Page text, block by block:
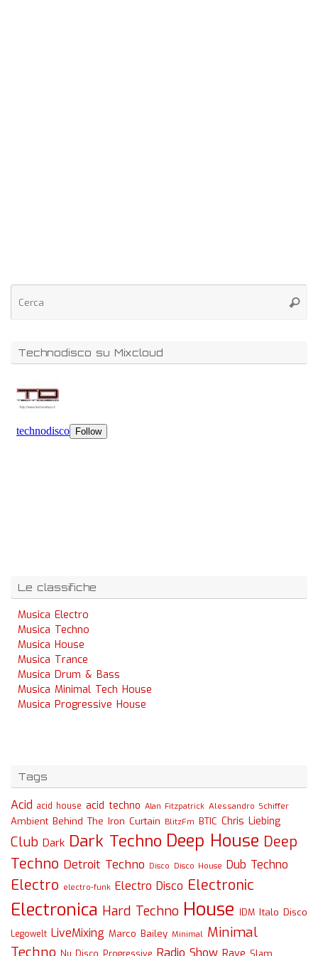
Technodisco su Mixcloud
Le classifiche
Musica Electro
Musica Techno
Musica House
Musica Trance
Musica Drum & Bass
Musica Minimal Tech House
Musica Progressive House
Tags
Acid acid house acid techno Alan Fitzpatrick Alessandro Schiffer
Ambient Behind The Iron Curtain BlitzFm BTIC Chris Liebing
Club Dark Dark Techno Deep House Deep
Techno Detroit Techno Disco Disco House Dub Techno
Electro electro-funk Electro Disco Electronic
Electronica Hard Techno House IDM Italo Disco
Legowelt LiveMixing Marco Bailey Minimal Minimal
Techno
Radio Show Rave Slam